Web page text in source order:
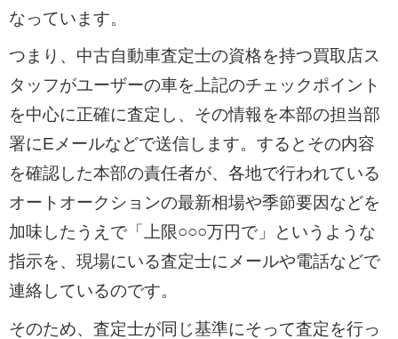
なっています。
つまり、中古自動車査定士の資格を持つ買取店ス
タッフがユーザーの車を上記のチェックポイント
を中心に正確に査定し、その情報を本部の担当部
署にEメールなどで送信します。するとその内容
を確認した本部の責任者が、各地で行われている
オートオークションの最新相場や季節要因などを
加味したうえで「上限○○○万円で」というような
指示を、現場にいる査定士にメールや電話などで
連絡しているのです。
そのため、査定士が同じ基準にそって査定を行っ